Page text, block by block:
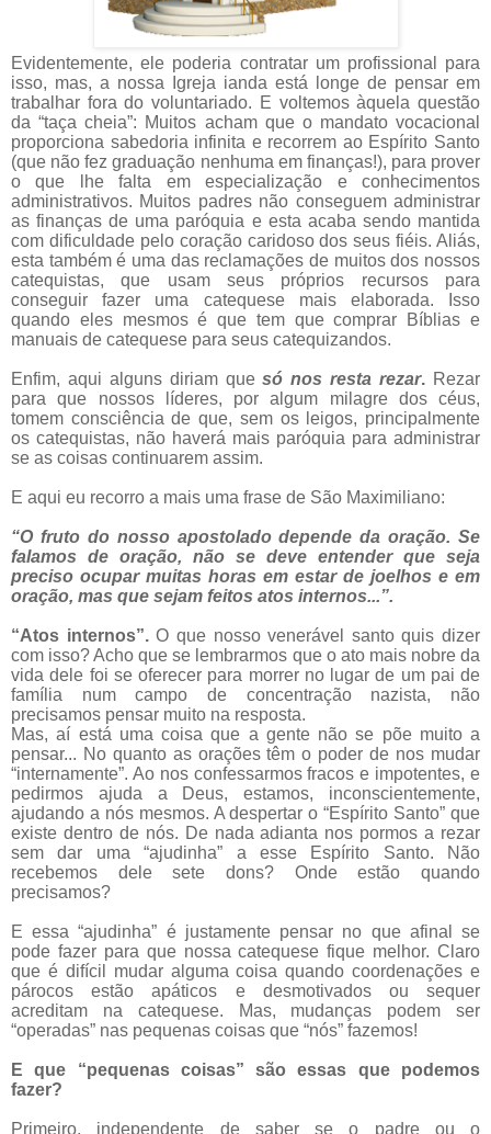
Evidentemente, ele poderia contratar um profissional para
isso, mas, a nossa Igreja ianda está longe de pensar em
trabalhar fora do voluntariado. E voltemos àquela questão
da “taça cheia”: Muitos acham que o mandato vocacional
proporciona sabedoria infinita e recorrem ao Espírito Santo
(que não fez graduação nenhuma em finanças!), para prover
o que lhe falta em especialização e conhecimentos
administrativos. Muitos padres não conseguem administrar
as finanças de uma paróquia e esta acaba sendo mantida
com dificuldade pelo coração caridoso dos seus fiéis. Aliás,
esta também é uma das reclamações de muitos dos nossos
catequistas, que usam seus próprios recursos para
conseguir fazer uma catequese mais elaborada. Isso
quando eles mesmos é que tem que comprar Bíblias e
manuais de catequese para seus catequizandos.
Enfim, aqui alguns diriam quesó nos resta rezar. Rezar
para que nossos líderes, por algum milagre dos céus,
tomem consciência de que, sem os leigos, principalmente
os catequistas, não haverá mais paróquia para administrar
se as coisas continuarem assim.
E aqui eu recorro a mais uma frase de São Maximiliano:
“O fruto do nosso apostolado depende da oração. Se
falamos de oração, não se deve entender que seja
preciso ocupar muitas horas em estar de joelhos e em
oração, mas que sejam feitos atos internos...”.
“Atos internos”.O que nosso venerável santo quis dizer
com isso? Acho que se lembrarmos que o ato mais nobre da
vida dele foi se oferecer para morrer no lugar de um pai de
família num campo de concentração nazista, não
precisamos pensar muito na resposta.
Mas, aí está uma coisa que a gente não se põe muito a
pensar... No quanto as orações têm o poder de nos mudar
“internamente”. Ao nos confessarmos fracos e impotentes, e
pedirmos ajuda a Deus, estamos, inconscientemente,
ajudando a nós mesmos. A despertar o “Espírito Santo” que
existe dentro de nós. De nada adianta nos pormos a rezar
sem dar uma “ajudinha” a esse Espírito Santo. Não
recebemos dele sete dons? Onde estão quando
precisamos?
E essa “ajudinha” é justamente pensar no que afinal se
pode fazer para que nossa catequese fique melhor. Claro
que é difícil mudar alguma coisa quando coordenações e
párocos estão apáticos e desmotivados ou sequer
acreditam na catequese. Mas, mudanças podem ser
“operadas” nas pequenas coisas que “nós” fazemos!
E que “pequenas coisas” são essas que podemos
fazer?
Primeiro, independente de saber se o padre ou o